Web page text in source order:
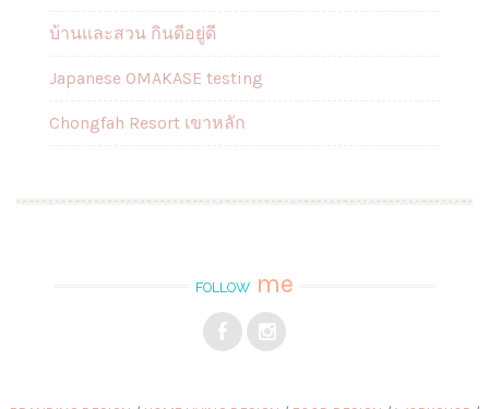
บ้านและสวน กินดีอยู่ดี
Japanese OMAKASE testing
Chongfah Resort เขาหลัก
FOLLOW me